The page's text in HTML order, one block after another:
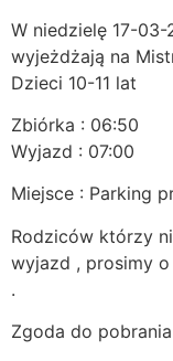
W niedzielę 17-
wyjeżdżają na
Dzieci 10-11 lat
Zbiórka : 06:50
Wyjazd : 07:00
Miejsce : Parking
Rodziców którzy
wyjazd , prosimy
.
Zgoda do pobrania